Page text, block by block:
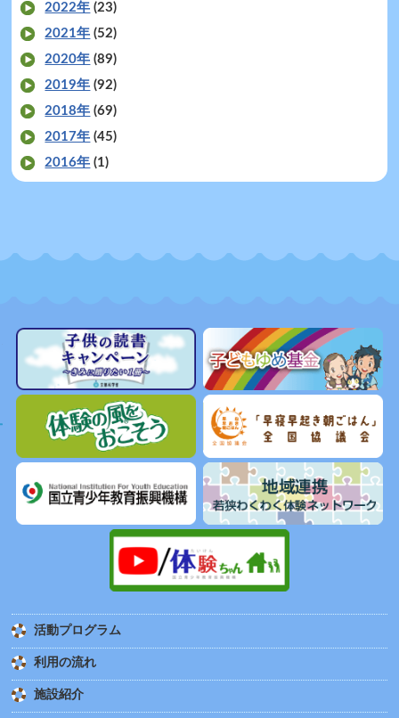
2022年 (23)
2021年 (52)
2020年 (89)
2019年 (92)
2018年 (69)
2017年 (45)
2016年 (1)
活動プログラム
利用の流れ
施設紹介